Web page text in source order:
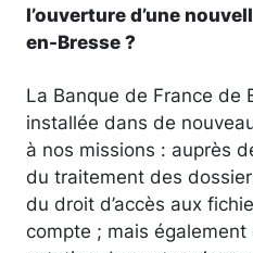
l’ouverture d’une
en-Bresse ?
La Banque de France de
installée dans de
à nos missions : auprès
du traitement des
du droit d’accès aux
compte ; mais